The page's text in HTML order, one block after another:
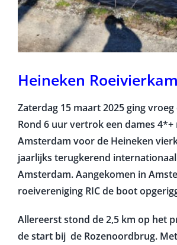
Heineken
Zaterdag 15 maart 2025 ging
Rond 6 uur vertrok een dames
Amsterdam voor de Heineken
jaarlijks terugkerend
Amsterdam. Aangekomen in
roeivereniging RIC de boot
Allereerst stond de 2,5 km op het
de start bij de Rozenoordbrug.